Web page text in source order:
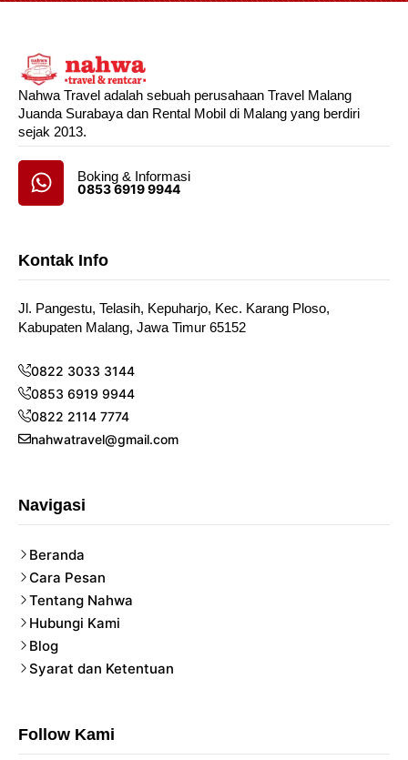
Nahwa Travel adalah sebuah perusahaan Travel Malang
Juanda Surabaya dan Rental Mobil di Malang yang berdiri
sejak 2013.
Boking & Informasi
0853 6919 9944
Kontak Info
Jl. Pangestu, Telasih, Kepuharjo, Kec. Karang Ploso,
Kabupaten Malang, Jawa Timur 65152
0822 3033 3144
0853 6919 9944
0822 2114 7774
nahwatravel@gmail.com
Navigasi
Beranda
Cara Pesan
Tentang Nahwa
Hubungi Kami
Blog
Syarat dan Ketentuan
Follow Kami